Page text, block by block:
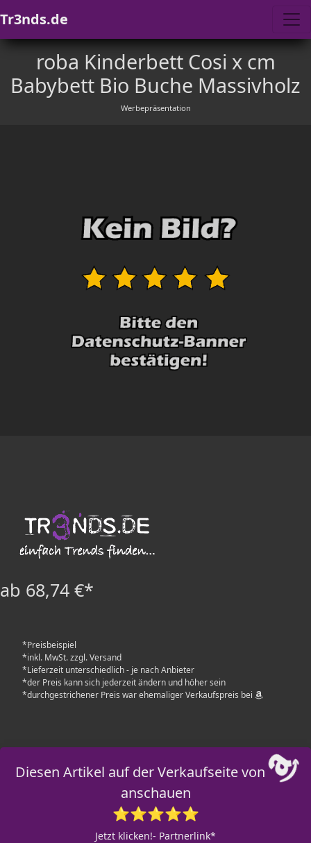
Tr3nds.de
roba Kinderbett Cosi x cm
Babybett Bio Buche Massivholz
Werbepräsentation
ab 68,74 €*
*Preisbeispiel
*inkl. MwSt. zzgl. Versand
*Lieferzeit unterschiedlich - je nach Anbieter
*der Preis kann sich jederzeit ändern und höher sein
*durchgestrichener Preis war ehemaliger Verkaufspreis bei
Diesen Artikel auf der Verkaufseite von
anschauen
⭐⭐⭐⭐⭐
Jetzt klicken!- Partnerlink*